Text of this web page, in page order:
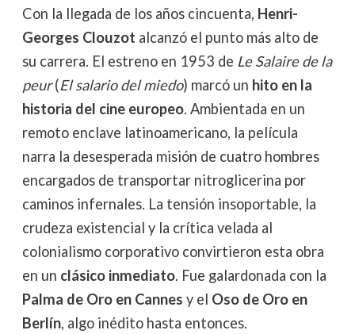
Con la llegada de los años cincuenta, Henri-
Georges Clouzot alcanzó el punto más alto de
su carrera. El estreno en 1953 de Le Salaire de la
peur(El salario del miedo) marcó un hito en la
historia del cine europeo. Ambientada en un
remoto enclave latinoamericano, la película
narra la desesperada misión de cuatro hombres
encargados de transportar nitroglicerina por
caminos infernales. La tensión insoportable, la
crudeza existencial y la crítica velada al
colonialismo corporativo convirtieron esta obra
en un clásico inmediato. Fue galardonada con la
Palma de Oro en Cannes y el Oso de Oro en
Berlín, algo inédito hasta entonces.